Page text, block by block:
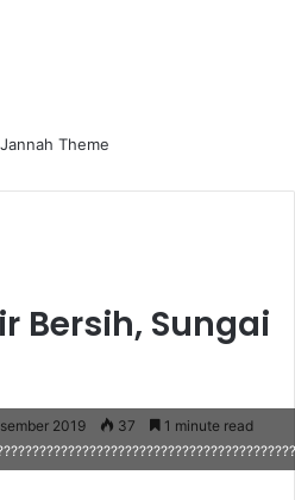
Bersih, Sungai
2019 37 1 minute read